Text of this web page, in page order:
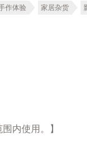
作体验 家居杂货
内使用。】